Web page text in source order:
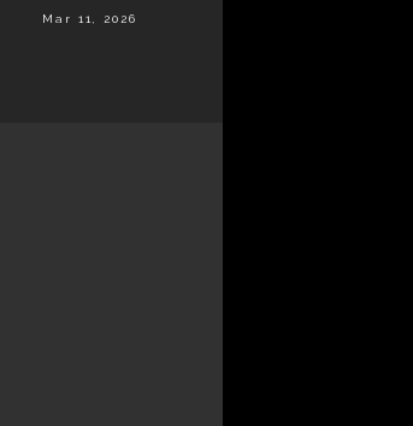
Mar 11, 2026